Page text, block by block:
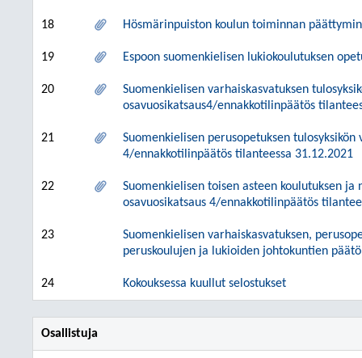
18 Hösmärinpuiston koulun toiminnan
19 Espoon suomenkielisen lukiokoulutuksen
20
Suomenkielisen varhaiskasvatuksen
osavuosikatsaus4/ennakkotilinpäätös
21
Suomenkielisen perusopetuksen
4/ennakkotilinpäätös tilanteessa 31.12.2021
22
Suomenkielisen toisen asteen koulutuksen
osavuosikatsaus 4/ennakkotilinpäätös
23
Suomenkielisen varhaiskasvatuksen,
peruskoulujen ja lukioiden johtokuntien
24 Kokouksessa kuullut selostukset
Osallistuja